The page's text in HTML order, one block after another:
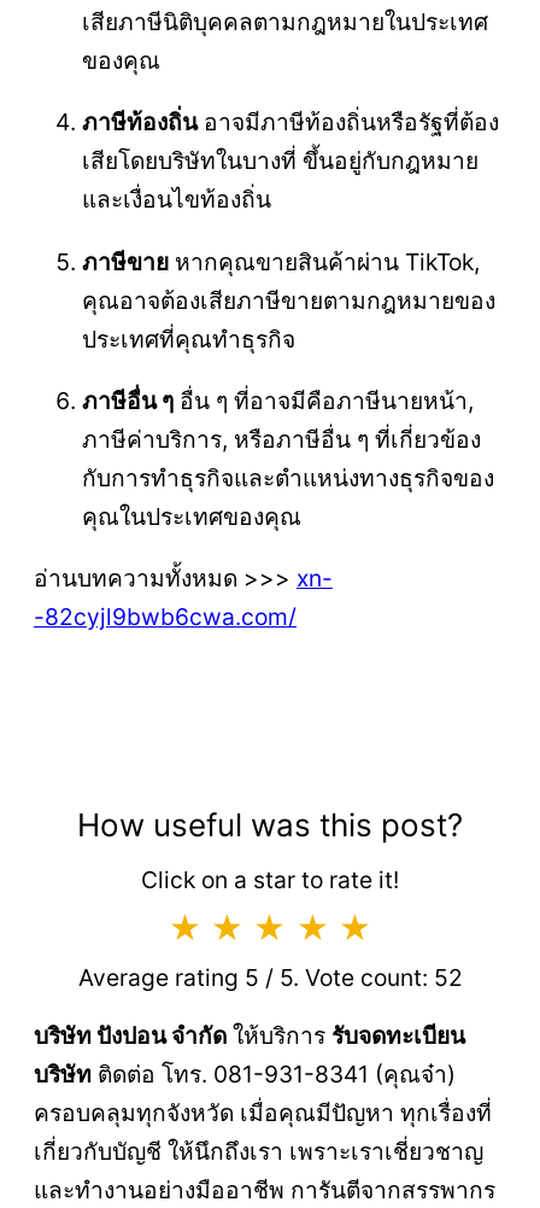
เสียภาษีนิติบุคคลตามกฎหมายในประเทศ
ของคุณ
ภาษีท้องถิ่นอาจมีภาษีท้องถิ่นหรือรัฐที่ต้อง
เสียโดยบริษัทในบางที่ ขึ้นอยู่กับกฎหมาย
และเงื่อนไขท้องถิ่น
ภาษีขาย หากคุณขายสินค้าผ่าน TikTok,
คุณอาจต้องเสียภาษีขายตามกฎหมายของ
ประเทศที่คุณทำธุรกิจ
ภาษีอื่น ๆ อื่น ๆ ที่อาจมีคือภาษีนายหน้า,
ภาษีค่าบริการ, หรือภาษีอื่น ๆ ที่เกี่ยวข้อง
กับการทำธุรกิจและตำแหน่งทางธุรกิจของ
คุณในประเทศของคุณ
อ่านบทความทั้งหมด >>> xn-
-82cyjl9bwb6cwa.com/
How useful was this post?
Click on a star to rate it!
Average rating 5 / 5. Vote count: 52
บริษัท ปังปอน จำกัด ให้บริการ รับจดทะเบียน
บริษัท ติดต่อ โทร. 081-931-8341 (คุณจ๋า)
ครอบคลุมทุกจังหวัด เมื่อคุณมีปัญหา ทุกเรื่องที่
เกี่ยวกับบัญชี ให้นึกถึงเรา เพราะเราเชี่ยวชาญ
และทำงานอย่างมืออาชีพ การันตีจากสรรพากร